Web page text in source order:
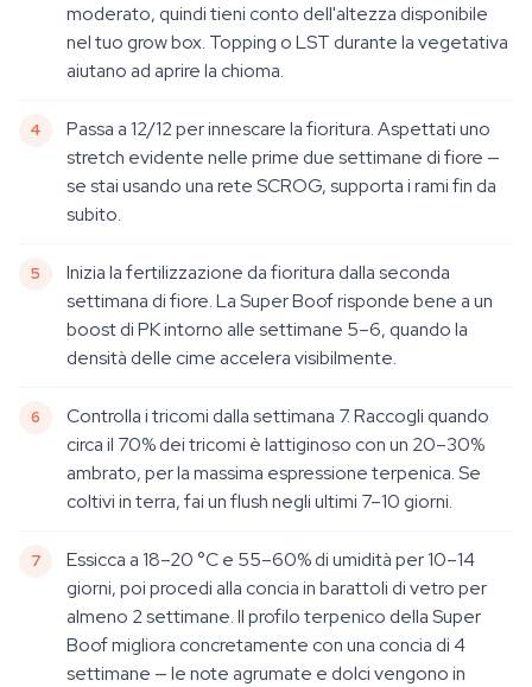
moderato, quindi tieni conto dell'altezza disponibile
nel tuo grow box. Topping o LST durante la vegetativa
aiutano ad aprire la chioma.
Passa a 12/12 per innescare la fioritura. Aspettati uno
stretch evidente nelle prime due settimane di fiore —
se stai usando una rete SCROG, supporta i rami fin da
subito.
Inizia la fertilizzazione da fioritura dalla seconda
settimana di fiore. La Super Boof risponde bene a un
boost di PK intorno alle settimane 5–6, quando la
densità delle cime accelera visibilmente.
Controlla i tricomi dalla settimana 7. Raccogli quando
circa il 70% dei tricomi è lattiginoso con un 20–30%
ambrato, per la massima espressione terpenica. Se
coltivi in terra, fai un flush negli ultimi 7–10 giorni.
Essicca a 18–20 °C e 55–60% di umidità per 10–14
giorni, poi procedi alla concia in barattoli di vetro per
almeno 2 settimane. Il profilo terpenico della Super
Boof migliora concretamente con una concia di 4
settimane — le note agrumate e dolci vengono in